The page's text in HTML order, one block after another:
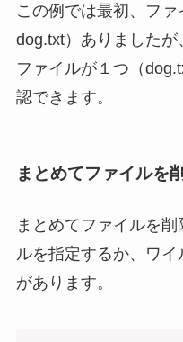
この例では最初、フ
dog.txt）ありましたが
ファイルが１つ（
認できます。
まとめてファイルを
まとめてファイルを
ルを指定するか、ワ
があります。